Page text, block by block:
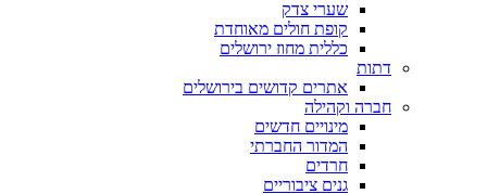
שערי צדק
קופת חולים מאוחדת
כללית מחוז ירושלים
דתות
אתרים קדושים בירושלים
חברה וקהילה
מינויים חדשים
המדור החברתי
חרדים
גנים ציבוריים